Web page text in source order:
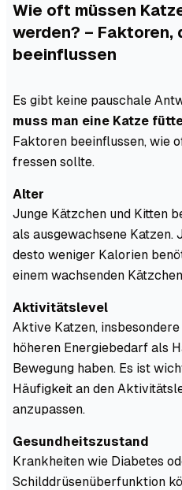
Wie oft müssen
werden? – Faktoren,
beeinflussen
Es gibt keine pauschale
muss man eine Katze
Faktoren beeinflussen, wie
fressen sollte.
Alter
Junge Kätzchen und Kitten
als ausgewachsene Katzen.
desto weniger Kalorien
einem wachsenden
Aktivitätslevel
Aktive Katzen,
höheren Energiebedarf als
Bewegung haben. Es ist
Häufigkeit an den
anzupassen.
Gesundheitszustand
Krankheiten wie Diabetes
Schilddrüsenüberfunktion